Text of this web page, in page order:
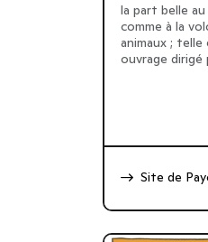
la part belle
comme à la
animaux ;
ouvrage dirigé
Site de